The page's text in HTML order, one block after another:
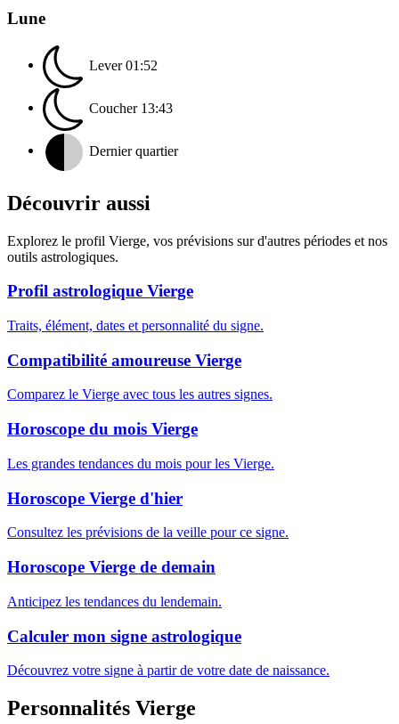
Lune
Lever 01:52
Coucher 13:43
Dernier quartier
Découvrir aussi
Explorez le profil Vierge, vos prévisions sur d'autres périodes et nos
outils astrologiques.
Profil astrologique Vierge
Traits, élément, dates et personnalité du signe.
Compatibilité amoureuse Vierge
Comparez le Vierge avec tous les autres signes.
Horoscope du mois Vierge
Les grandes tendances du mois pour les Vierge.
Horoscope Vierge d'hier
Consultez les prévisions de la veille pour ce signe.
Horoscope Vierge de demain
Anticipez les tendances du lendemain.
Calculer mon signe astrologique
Découvrez votre signe à partir de votre date de naissance.
Personnalités Vierge